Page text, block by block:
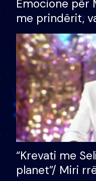
Emocione për
me prindërit,
divorci apo jo?
“Krevati me
planet”/ Miri